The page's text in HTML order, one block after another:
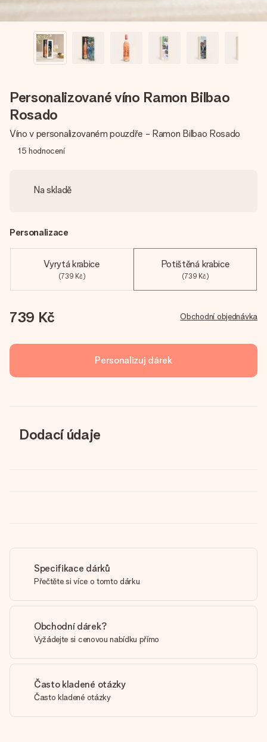
Personalizované víno Ramon Bilbao
Rosado
Víno v personalizovaném pouzdře - Ramon Bilbao Rosado
15 hodnocení
Na skladě
Personalizace
Vyrytá krabice
(739 Kč)
Potištěná krabice
(739 Kč)
739 Kč Obchodní objednávka
Personalizuj dárek
Dodací údaje
Specifikace dárků
Přečtěte si více o tomto dárku
Obchodní dárek?
Vyžádejte si cenovou nabídku přímo
Často kladené otázky
Často kladené otázky